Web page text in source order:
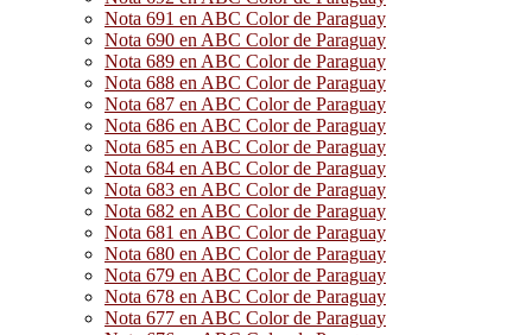
Nota 691 en ABC Color de Paraguay
Nota 690 en ABC Color de Paraguay
Nota 689 en ABC Color de Paraguay
Nota 688 en ABC Color de Paraguay
Nota 687 en ABC Color de Paraguay
Nota 686 en ABC Color de Paraguay
Nota 685 en ABC Color de Paraguay
Nota 684 en ABC Color de Paraguay
Nota 683 en ABC Color de Paraguay
Nota 682 en ABC Color de Paraguay
Nota 681 en ABC Color de Paraguay
Nota 680 en ABC Color de Paraguay
Nota 679 en ABC Color de Paraguay
Nota 678 en ABC Color de Paraguay
Nota 677 en ABC Color de Paraguay